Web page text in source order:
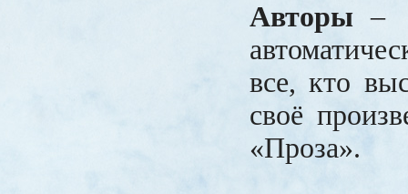
Авторы –
все, кто
своё
«Проза».